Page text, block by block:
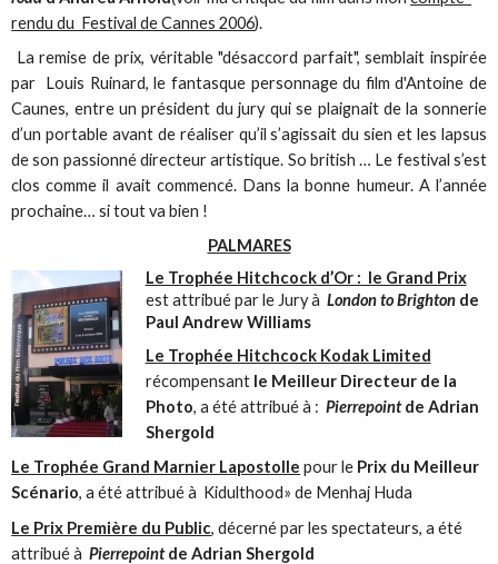
rendu du Festival de Cannes 2006).
La remise de prix, véritable "désaccord parfait", semblait inspirée
par Louis Ruinard, le fantasque personnage du film d'Antoine de
Caunes, entre un président du jury qui se plaignait de la sonnerie
d’un portable avant de réaliser qu’il s’agissait du sien et les lapsus
de son passionné directeur artistique. So british … Le festival s’est
clos comme il avait commencé. Dans la bonne humeur. A l’année
prochaine… si tout va bien !
PALMARES
Le Trophée Hitchcock d’Or : le Grand Prix
est attribué par le Jury à London to Brightonde
Paul Andrew Williams
Le Trophée Hitchcock Kodak Limited
récompensant le Meilleur Directeur de la
Photo, a été attribué à : Pierrepointde Adrian
Shergold
Le Trophée Grand Marnier Lapostolle pour le Prix du Meilleur
Scénario, a été attribué à Kidulthood» de Menhaj Huda
Le Prix Première du Public, décerné par les spectateurs, a été
attribué àPierrepointde Adrian Shergold